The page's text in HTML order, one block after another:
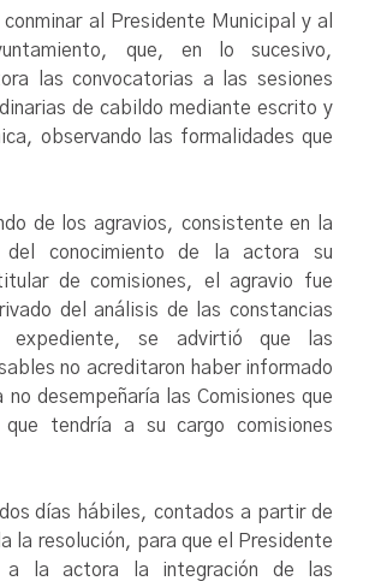
al Presidente Municipal y al
que, en lo sucesivo,
las convocatorias a las sesiones
de cabildo mediante escrito y
observando las formalidades que
de los agravios, consistente en la
del conocimiento de la actora su
de comisiones, el agravio fue
del análisis de las constancias
se advirtió que las
no acreditaron haber informado
no desempeñaría las Comisiones que
tendría a su cargo comisiones
días hábiles, contados a partir de
la resolución, para que el Presidente
a la actora la integración de las